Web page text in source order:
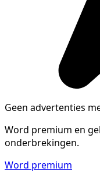
Geen advertenties
Word premium en
onderbrekingen.
Word premium